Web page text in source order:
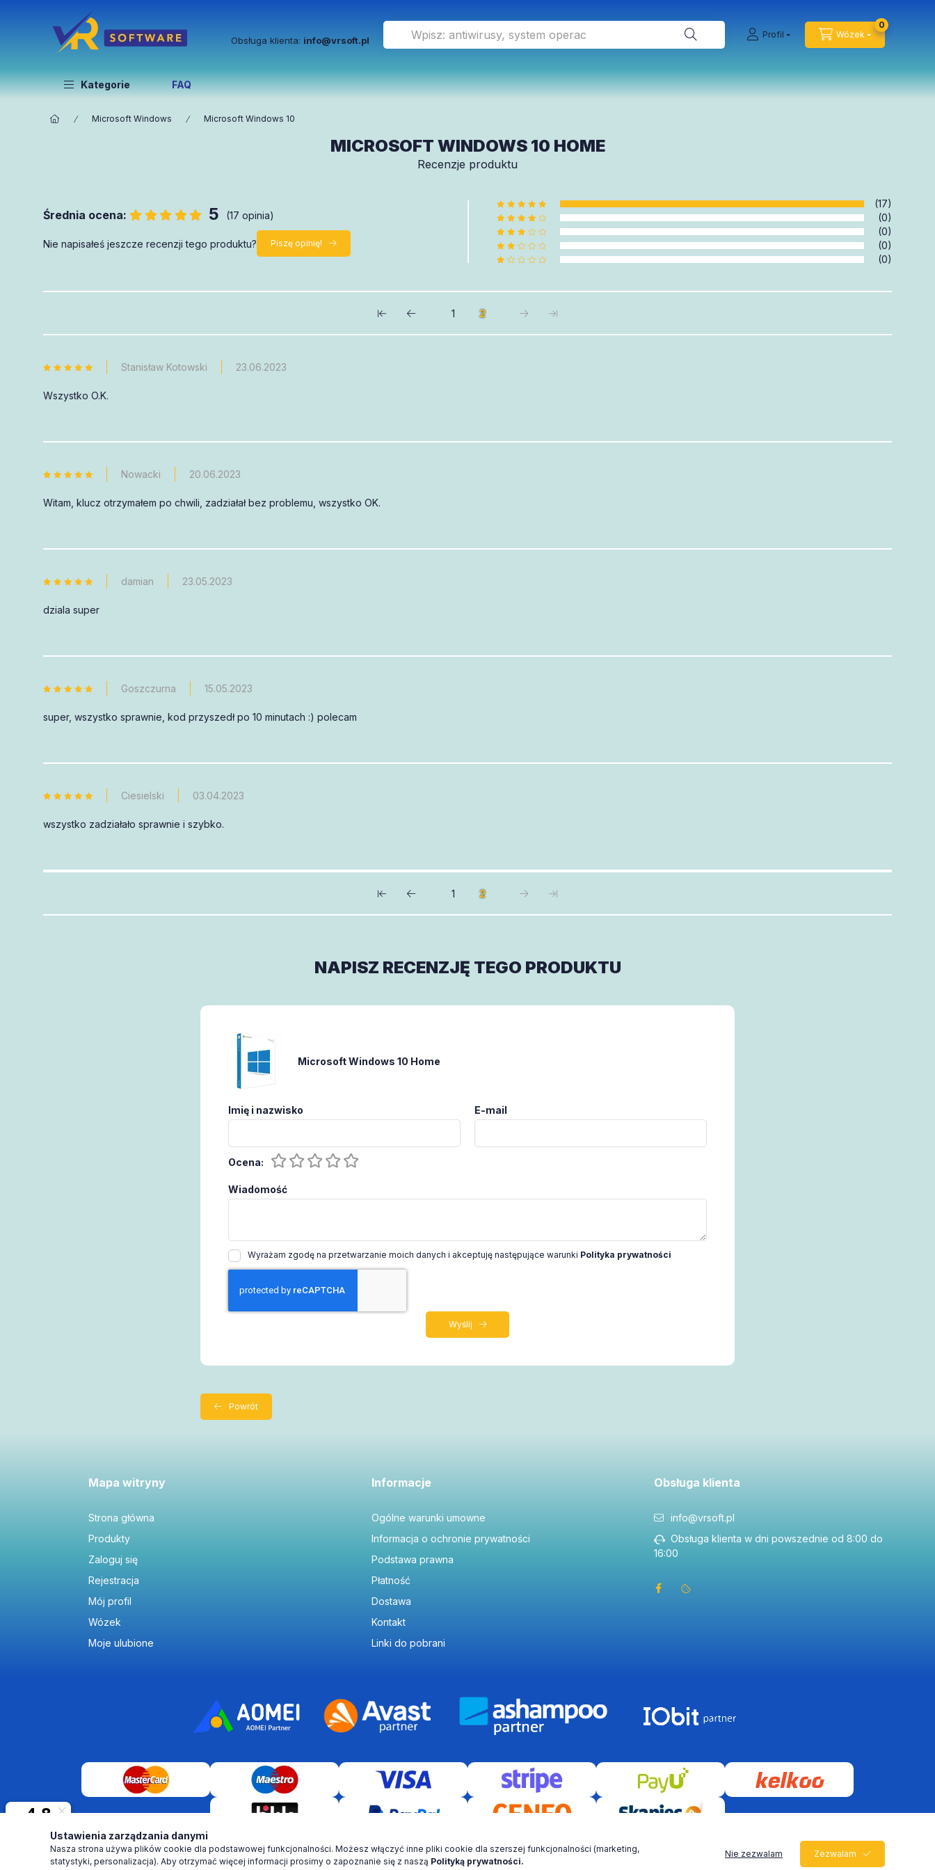
Obsługa klienta: info@vrsoft.pl
Profil Wózek
0
Kategorie FAQ
Microsoft Windows Microsoft Windows 10
MICROSOFT WINDOWS 10 HOME
Recenzje produktu
Średnia ocena: 5 (17 opinia)
Nie napisałeś jeszcze recenzji tego produktu? Piszę opinię!
(17)
(0)
(0)
(0)
(0)
1 2
Stanisław Kotowski 23.06.2023
Wszystko O.K.
Nowacki 20.06.2023
Witam, klucz otrzymałem po chwili, zadziałał bez problemu, wszystko OK.
damian 23.05.2023
dziala super
Goszczurna 15.05.2023
super, wszystko sprawnie, kod przyszedł po 10 minutach :) polecam
Ciesielski 03.04.2023
wszystko zadziałało sprawnie i szybko.
1 2
NAPISZ RECENZJĘ TEGO PRODUKTU
Microsoft Windows 10 Home
Imię i nazwisko E-mail
Ocena:
Wiadomość
Wyrażam zgodę na przetwarzanie moich danych i akceptuję następujące warunki Polityka prywatności
Wyślij
Powrót
Mapa witryny
Strona główna
Produkty
Zaloguj się
Rejestracja
Mój profil
Wózek
Moje ulubione
Informacje
Ogólne warunki umowne
Informacja o ochronie prywatności
Podstawa prawna
Płatność
Dostawa
Kontakt
Linki do pobrani
Obsługa klienta
info@vrsoft.pl
Obsługa klienta w dni powszednie od 8:00 do
16:00
© VR Software 2021-2026 Wszelkie prawa zastrzeżone! 2026 ©
Ustawienia zarządzania danymi
Nasza strona używa plików cookie dla podstawowej funkcjonalności. Możesz włączyć inne pliki cookie dla szerszej funkcjonalności (marketing,
statystyki, personalizacja). Aby otrzymać więcej informacji prosimy o zapoznanie się z naszą Polityką prywatności.
Nie zezwalam Zezwalam